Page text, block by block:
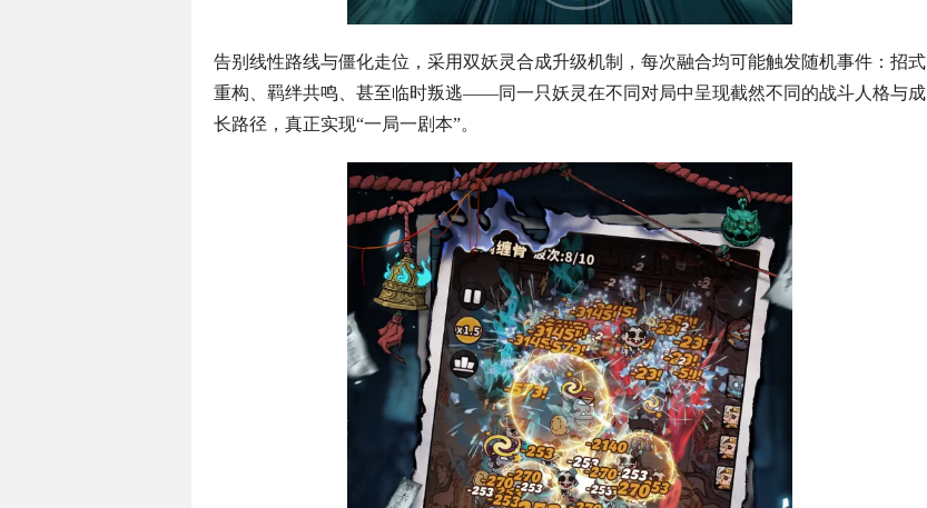
告别线性路线与僵化走位，采用双妖灵合成升级机制，每次融合均可能触发随机事件：招式
重构、羁绊共鸣、甚至临时叛逃——同一只妖灵在不同对局中呈现截然不同的战斗人格与成
长路径，真正实现“一局一剧本”。